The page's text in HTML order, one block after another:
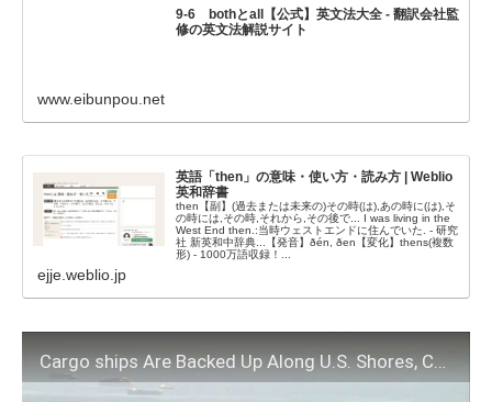
9-6 bothとall【公式】英文法大全 - 翻訳会社監
修の英文法解説サイト
www.eibunpou.net
英語「then」の意味・使い方・読み方 | Weblio
英和辞書
then【副】(過去または未来の)その時(は),あの時に(は),そ
の時には,その時,それから,その後で... I was living in the
West End then.:当時ウェストエンドに住んでいた. - 研究
社 新英和中辞典...【発音】ðén, ðen【変化】thens(複数
形) - 1000万語収録！...
ejje.weblio.jp
Cargo ships Are Backed Up Along U.S. Shores, Causing Shortages